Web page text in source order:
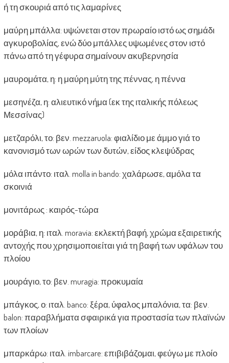
ή τη σκουριά από τις λαμαρίνες
μαύρη μπάλλα: υψώνεται στον πρωραίο ιστό ως σημάδι
αγκυροβολίας, ενώ δύο μπάλλες υψωμένες στον ιστό
πάνω από τη γέφυρα σημαίνουν ακυβερνησία
μαυρομάτα, η: η μαύρη μύτη της πέννας, η πέννα
μεσηνέζα, η: αλιευτικό νήμα (εκ της ιταλικής πόλεως
Μεσσίνας)
μετζαρόλι, το: βεν. mezzaruola: φιαλίδιο με άμμο γιά το
κανονισμό των ωρών των δυτών, είδος κλεψύδρας
μόλα ιπάντο: ιταλ. molla in bando: χαλάρωσε, αμόλα τα
σκοινιά
μονιτάρως : καιρός-τώρα
μοράβια, η: ιταλ. moravia: εκλεκτή βαφή, χρώμα εξαιρετικής
αντοχής που χρησιμοποιείται γιά τη βαφή των υφάλων του
πλοίου
μουράγιο, το: βεν. muragia: προκυμαία
μπάγκος, ο: ιταλ. banco: ξέρα, ύφαλος μπαλόνια, τα: βεν.
balon: παραβλήματα σφαιρικά για προστασία των πλαϊνών
των πλοίων
μπαρκάρω: ιταλ. imbarcare: επιβιβάζομαι, φεύγω με πλοίο